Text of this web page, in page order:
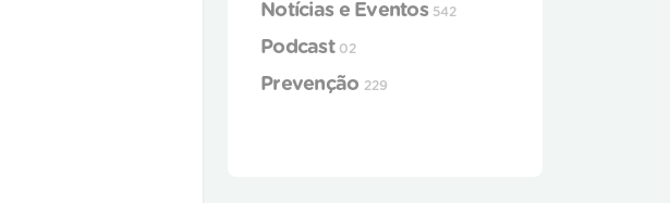
Notícias e Eventos 542
Podcast 02
Prevenção 229